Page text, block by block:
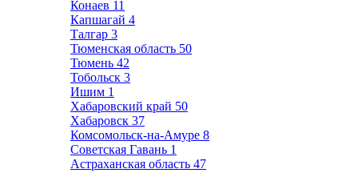
Конаев 11
Капшагай 4
Талгар 3
Тюменская область 50
Тюмень 42
Тобольск 3
Ишим 1
Хабаровский край 50
Хабаровск 37
Комсомольск-на-Амуре 8
Советская Гавань 1
Астраханская область 47